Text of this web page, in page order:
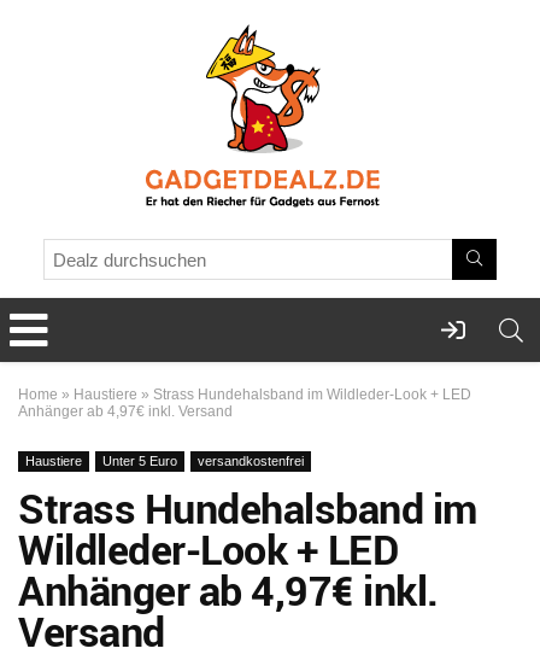
Home » Haustiere » Strass Hundehalsband im Wildleder-Look + LED
Anhänger ab 4,97€ inkl. Versand
Haustiere Unter 5 Euro versandkostenfrei
Strass Hundehalsband im
Wildleder-Look + LED
Anhänger ab 4,97€ inkl.
Versand